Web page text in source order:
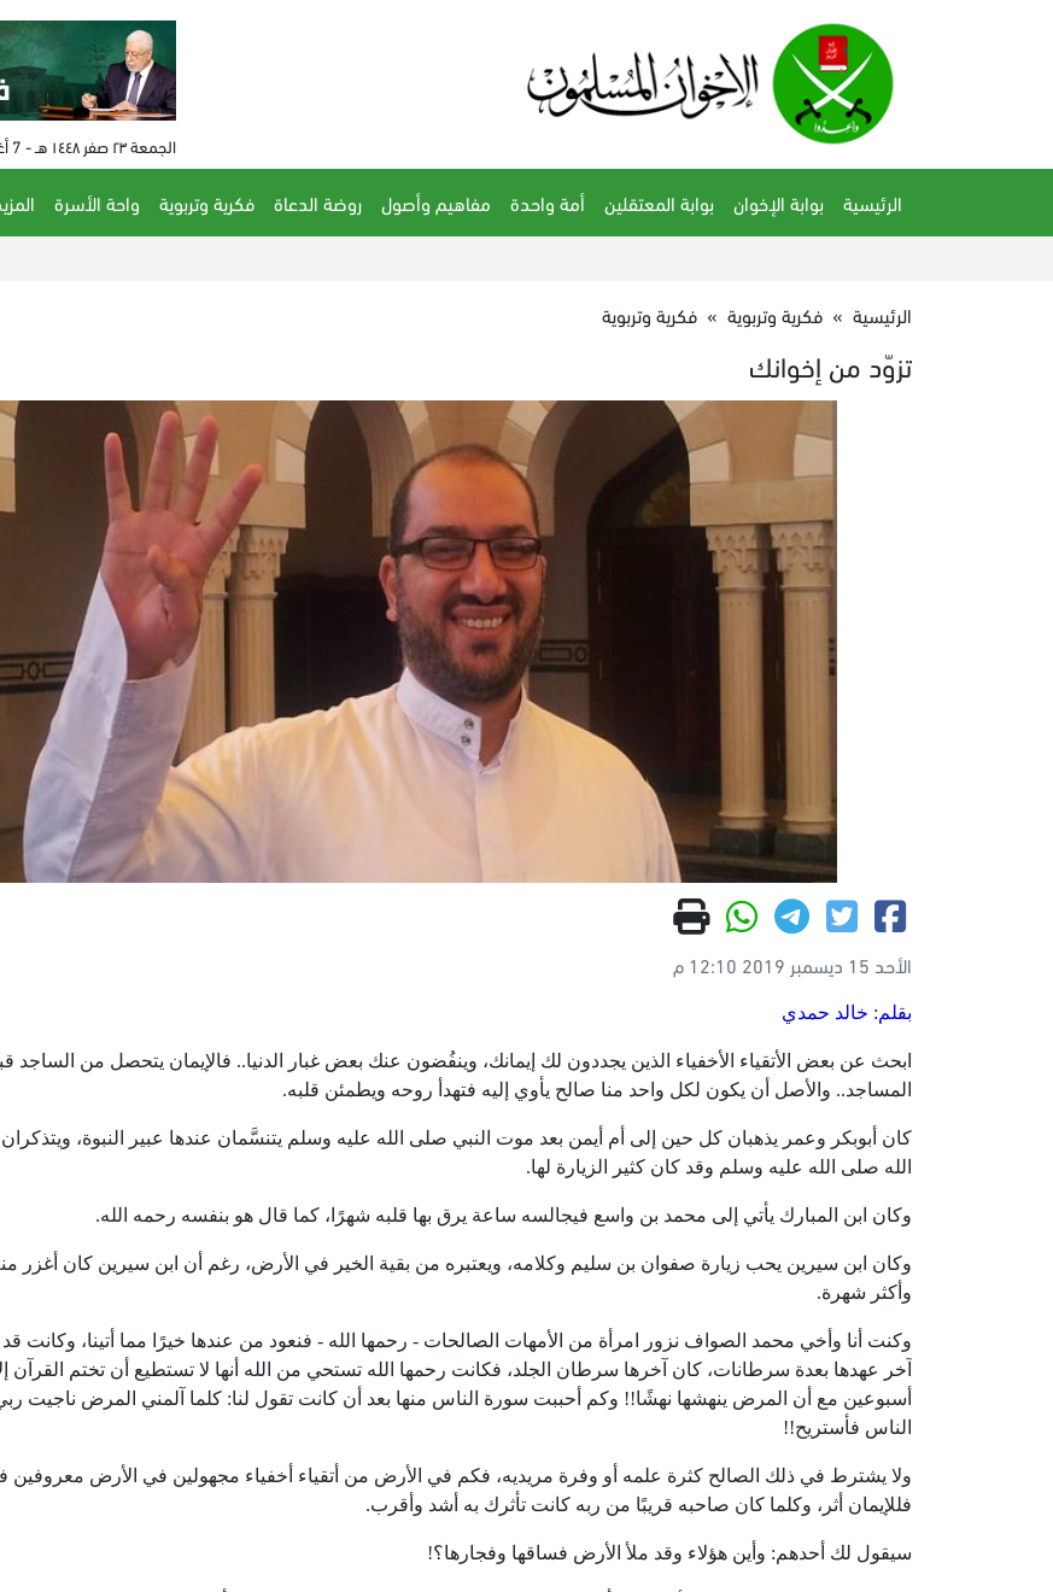
الجمعة ٢٣ صفر ١٤٤٨ هـ - 7 أغسطس 2026 م - الساعة 12:40 م
الرئيسية بوابة الإخوان بوابة المعتقلين أمة واحدة مفاهيم وأصول روضة الدعاة فكرية وتربوية واحة الأسرة
الرئيسية » فكرية وتربوية » فكرية وتربوية
تزوّد من إخوانك
الأحد 15 ديسمبر 2019 12:10 م
بقلم: خالد حمدي
ابحث عن بعض الأتقياء الأخفياء الذين يجددون لك إيمانك، وينفُضون عنك بعض غبار الدنيا.. فالإيمان يتحصل من الساجد
المساجد.. والأصل أن يكون لكل واحد منا صالح يأوي إليه فتهدأ روحه ويطمئن قلبه.
كان أبوبكر وعمر يذهبان كل حين إلى أم أيمن بعد موت النبي صلى الله عليه وسلم يتنسَّمان عندها عبير النبوة،
الله صلى الله عليه وسلم وقد كان كثير الزيارة لها.
وكان ابن المبارك يأتي إلى محمد بن واسع فيجالسه ساعة يرق بها قلبه شهرًا، كما قال هو بنفسه رحمه الله.
وكان ابن سيرين يحب زيارة صفوان بن سليم وكلامه، ويعتبره من بقية الخير في الأرض، رغم أن ابن سيرين كان أغزر
وأكثر شهرة.
وكنت أنا وأخي محمد الصواف نزور امرأة من الأمهات الصالحات - رحمها الله - فنعود من عندها خيرًا مما أتينا، وكانت
آخر عهدها بعدة سرطانات، كان آخرها سرطان الجلد، فكانت رحمها الله تستحي من الله أنها لا تستطيع أن تختم القرآن
أسبوعين مع أن المرض ينهشها نهشًا!! وكم أحببت سورة الناس منها بعد أن كانت تقول لنا: كلما آلمني المرض ناجيت
الناس فأستريح!!
ولا يشترط في ذلك الصالح كثرة علمه أو وفرة مريديه، فكم في الأرض من أتقياء أخفياء مجهولين في الأرض معروفين
فللإيمان أثر، وكلما كان صاحبه قريبًا من ربه كانت تأثرك به أشد وأقرب.
سيقول لك أحدهم: وأين هؤلاء وقد ملأ الأرض فساقها وفجارها؟!